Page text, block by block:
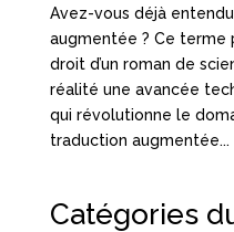
Avez-vous déjà
augmentée ? Ce
droit d’un roman de
réalité une avancée
qui révolutionne le
traduction augmentée...
Catégories